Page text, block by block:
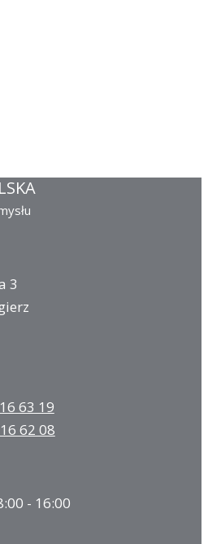
3
63 19
62 08
- 16:00